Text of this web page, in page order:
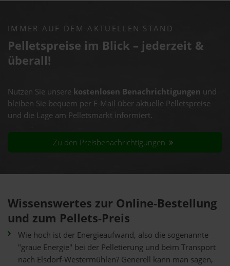
IMMER AUF DEM AKTUELLEN STAND
Pelletspreise im Blick – jederzeit &
überall!
Nutzen Sie unsere kostenlosen Benachrichtigungen und
bleiben Sie bequem per E-Mail über aktuelle Pelletspreise
und die Lage am Pelletsmarkt informiert.
Zu den Preisbenachrichtigungen
Wissenswertes zur Online-Bestellung
und zum Pellets-Preis
Wie hoch ist der Energieaufwand, also die sogenannte
"graue Energie" bei der Pelletierung und beim Transport
nach Elsdorf-Westermühlen? Generell kann man sagen,